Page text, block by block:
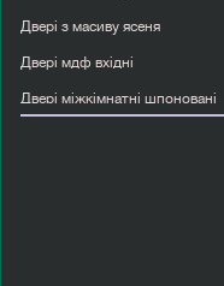
Двері з масиву ясеня
Двері мдф вхідні
Двері міжкімнатні шпоновані